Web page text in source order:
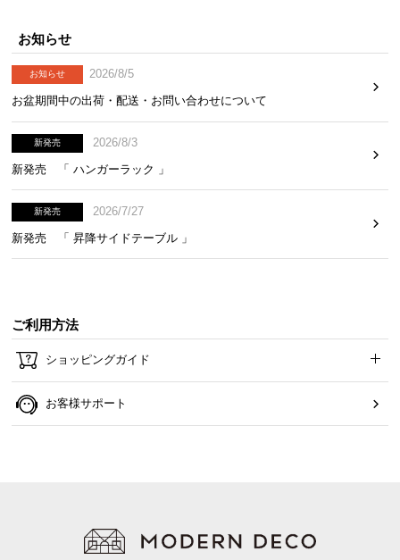
お知らせ
お知らせ
2026/8/5
お盆期間中の出荷・配送・お問い合わせについて
新発売
2026/8/3
新発売 「 ハンガーラック 」
新発売
2026/7/27
新発売 「 昇降サイドテーブル 」
ご利用方法
ショッピングガイド
お客様サポート